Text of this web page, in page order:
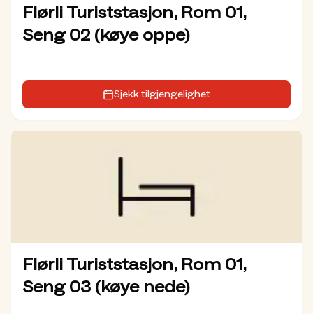
Flørli Turiststasjon, Rom 01,
Seng 02 (køye oppe)
Sjekk tilgjengelighet
Flørli Turiststasjon, Rom 01,
Seng 03 (køye nede)